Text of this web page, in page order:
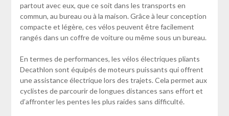
partout avec eux, que ce soit dans les transports en
commun, au bureau ou à la maison. Grâce à leur conception
compacte et légère, ces vélos peuvent être facilement
rangés dans un coffre de voiture ou même sous un bureau.
En termes de performances, les vélos électriques pliants
Decathlon sont équipés de moteurs puissants qui offrent
une assistance électrique lors des trajets. Cela permet aux
cyclistes de parcourir de longues distances sans effort et
d’affronter les pentes les plus raides sans difficulté.